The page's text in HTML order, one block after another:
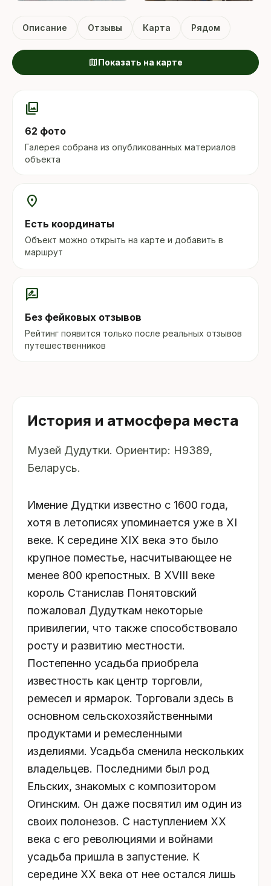
Описание
Отзывы Карта Рядом
mapПоказать на карте
photo_library
62 фото
Галерея собрана из опубликованных материалов
объекта
location_on
Есть координаты
Объект можно открыть на карте и добавить в
маршрут
rate_review
Без фейковых отзывов
Рейтинг появится только после реальных отзывов
путешественников
История и атмосфера места
Музей Дудутки. Ориентир: Н9389,
Беларусь.
Имение Дудтки известно с 1600 года,
хотя в летописях упоминается уже в XI
веке. К середине XIX века это было
крупное поместье, насчитывающее не
менее 800 крепостных. В XVIII веке
король Станислав Понятовский
пожаловал Дудуткам некоторые
привилегии, что также способствовало
росту и развитию местности.
Постепенно усадьба приобрела
известность как центр торговли,
ремесел и ярмарок. Торговали здесь в
основном сельскохозяйственными
продуктами и ремесленными
изделиями. Усадьба сменила нескольких
владельцев. Последними был род
Ельских, знакомых с композитором
Огинским. Он даже посвятил им один из
своих полонезов. С наступлением XX
века с его революциями и войнами
усадьба пришла в запустение. К
середине XX века от нее остался лишь